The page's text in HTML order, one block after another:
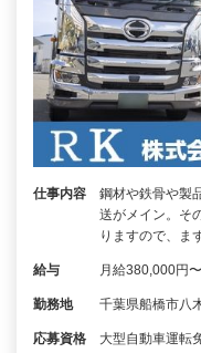
仕事内容
鋼材や鉄骨や製
送がメイン。そ
りますので、ま
給与 月給380,000円
勤務地 千葉県船橋市八
応募資格 大型自動車運転